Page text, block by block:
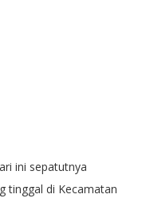
ini sepatutnya
tinggal di Kecamatan